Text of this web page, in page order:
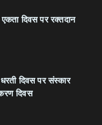
दिवस पर रक्तदान
दिवस पर संस्कार
दिवस